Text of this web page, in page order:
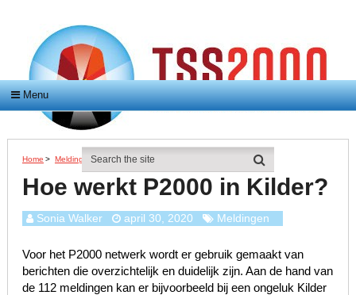
Menu
Home > Meldingen > Hoe Werkt P2000 In Kilder?
Hoe werkt P2000 in Kilder?
Sonia Walker april 30, 2020 Meldingen
Voor het P2000 netwerk wordt er gebruik gemaakt van
berichten die overzichtelijk en duidelijk zijn. Aan de hand van
de 112 meldingen kan er bijvoorbeeld bij een ongeluk Kilder